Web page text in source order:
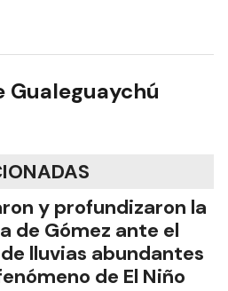
Gualeguaychú
y profundizaron la
de Gómez ante el
lluvias abundantes
de El Niño